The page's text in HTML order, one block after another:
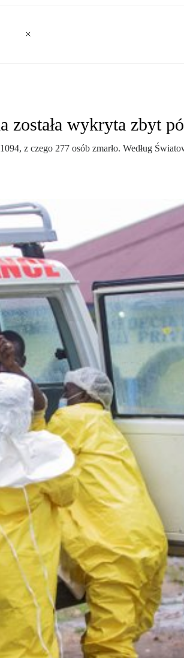
została wykryta zbyt
z czego 277 osób zmarło. Według